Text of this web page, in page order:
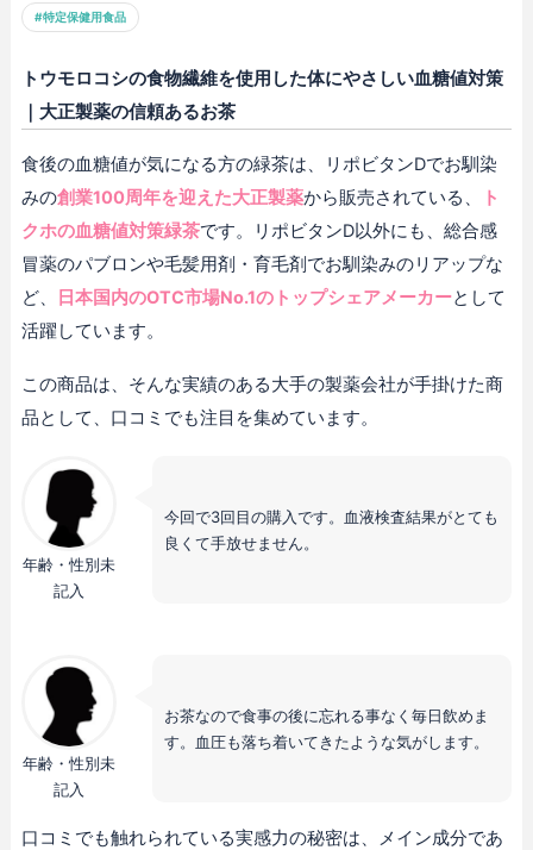
#特定保健用食品
トウモロコシの食物繊維を使用した体にやさしい血糖値対策
｜大正製薬の信頼あるお茶
食後の血糖値が気になる方の緑茶は、リポビタンDでお馴染
みの創業100周年を迎えた大正製薬から販売されている、
ト
クホの血糖値対策緑茶です。リポビタンD以外にも、総合感
冒薬のパブロンや毛髪用剤・育毛剤でお馴染みのリアップな
ど、
日本国内のOTC市場No.1のトップシェアメーカーとして
活躍しています。
この商品は、そんな実績のある大手の製薬会社が手掛けた商
品として、口コミでも注目を集めています。
年齢・性別未
記入
今回で3回目の購入です。血液検査結果がとても
良くて手放せません。
年齢・性別未
記入
お茶なので食事の後に忘れる事なく毎日飲めま
す。血圧も落ち着いてきたような気がします。
口コミでも触れられている実感力の秘密は、メイン成分であ